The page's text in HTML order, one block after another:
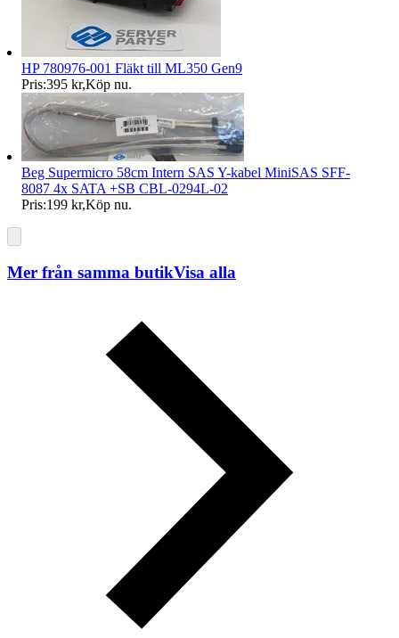
HP 780976-001 Fläkt till ML350 Gen9
Pris:395 kr,Köp nu.
Beg Supermicro 58cm Intern SAS Y-kabel MiniSAS SFF-
8087 4x SATA +SB CBL-0294L-02
Pris:199 kr,Köp nu.
Mer från samma butikVisa alla